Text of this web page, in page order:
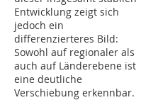
Entwicklung zeigt sich
jedoch ein
differenzierteres Bild:
Sowohl auf regionaler als
auch auf Länderebene ist
eine deutliche
Verschiebung erkennbar.